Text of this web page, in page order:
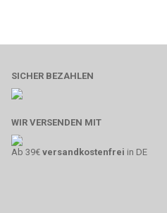
SICHER BEZAHLEN
WIR VERSENDEN MIT
Ab 39€ versandkostenfrei in DE